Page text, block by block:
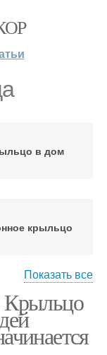
в дом
крыльцо
в частном
доме
Показать все
Крыльцо